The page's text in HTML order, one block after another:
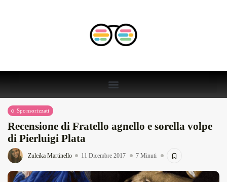
Sponsorizzati
Recensione di Fratello agnello e sorella volpe
di Pierluigi Plata
Zuleika Martinello 11 Dicembre 2017 7 Minuti